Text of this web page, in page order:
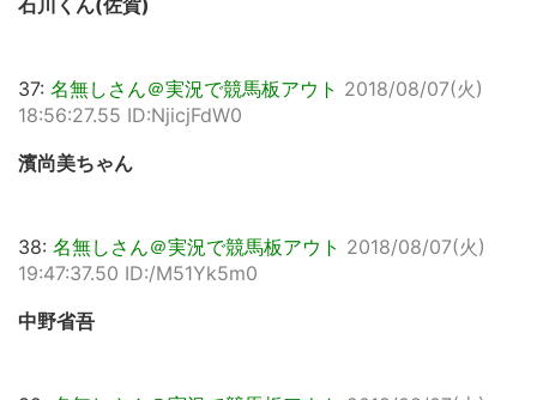
石川くん(佐賀)
37: 名無しさん＠実況で競馬板アウト 2018/08/07(火)
18:56:27.55 ID:NjicjFdW0
濱尚美ちゃん
38: 名無しさん＠実況で競馬板アウト 2018/08/07(火)
19:47:37.50 ID:/M51Yk5m0
中野省吾